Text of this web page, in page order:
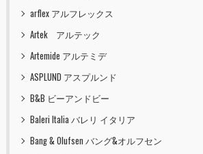
arflex アルフレックス
Artek アルテック
Artemide アルテミデ
ASPLUND アスプルンド
B&B ビーアンドビー
Baleri Italia バレリ イタリア
Bang & Olufsen バング&オルフセン